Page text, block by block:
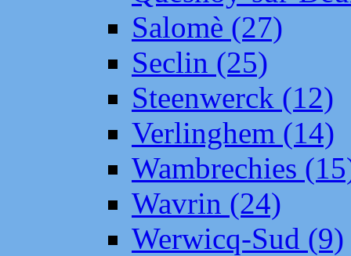
Salomè (27)
Seclin (25)
Steenwerck (12)
Verlinghem (14)
Wambrechies
Wavrin (24)
Werwicq-Sud (9)